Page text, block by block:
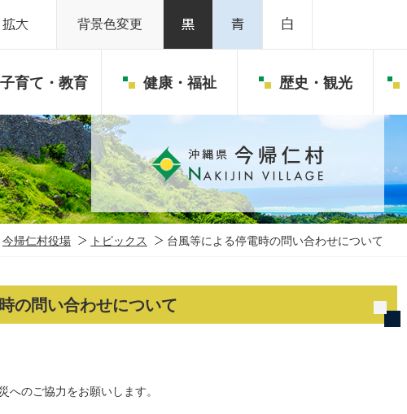
背景色変更
子育て・教育 健康・福祉 歴史・観光
今帰仁村役場 トピックス 台風等による停電時の問い合わせについて
の問い合わせについて
へのご協力をお願いします。